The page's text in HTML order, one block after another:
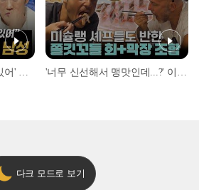
다크 모드로 보기